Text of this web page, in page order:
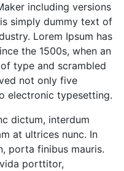
including versions
simply dummy text of
Lorem Ipsum has
the 1500s, when an
type and scrambled
not only five
electronic typesetting.
dictum, interdum
at ultrices nunc. In
porta finibus mauris.
porttitor,